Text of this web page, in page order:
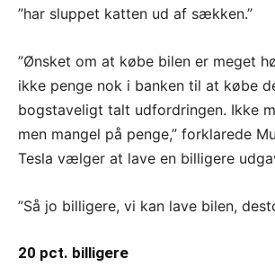
”har sluppet katten ud af sækken.”
”Ønsket om at købe bilen er meget
ikke penge nok i banken til at købe
bogstaveligt talt udfordringen. Ikke
men mangel på penge,” forklarede
Tesla vælger at lave en billigere
”Så jo billigere, vi kan lave bilen,
20 pct. billigere